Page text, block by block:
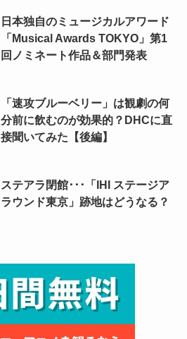
日本独自のミュージカルアワード
「Musical Awards TOKYO」第1
回ノミネート作品＆部門発表
「速攻ブルーベリー」は観劇の何
分前に飲むのが効果的？DHCに直
接聞いてみた【後編】
ステアラ閉館･･･「IHI ステージア
ラウンド東京」跡地はどうなる？